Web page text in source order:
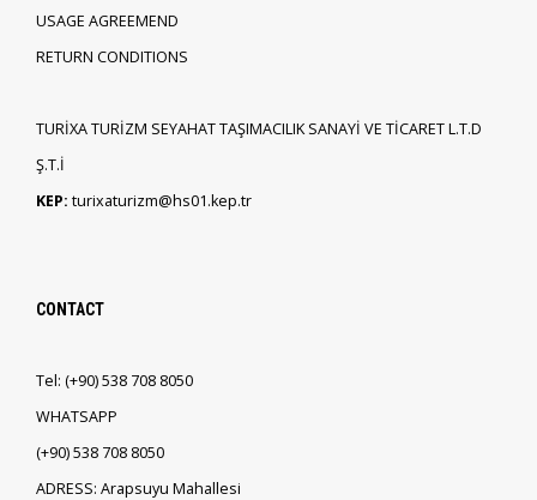
USAGE AGREEMEND
RETURN CONDITIONS
TURİXA TURİZM SEYAHAT TAŞIMACILIK SANAYİ VE TİCARET L.T.D
Ş.T.İ
KEP: turixaturizm@hs01.kep.tr
CONTACT
Tel: (+90)538 708 8050
WHATSAPP
(+90)538 708 8050
ADRESS: Arapsuyu Mahallesi